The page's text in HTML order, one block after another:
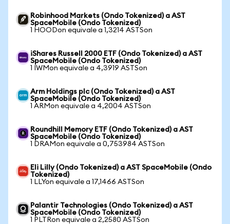
Robinhood Markets (Ondo Tokenized) a AST
SpaceMobile (Ondo Tokenized)
1 HOODon equivale a 1,3214 ASTSon
iShares Russell 2000 ETF (Ondo Tokenized) a AST
SpaceMobile (Ondo Tokenized)
1 IWMon equivale a 4,3919 ASTSon
Arm Holdings plc (Ondo Tokenized) a AST
SpaceMobile (Ondo Tokenized)
1 ARMon equivale a 4,2004 ASTSon
Roundhill Memory ETF (Ondo Tokenized) a AST
SpaceMobile (Ondo Tokenized)
1 DRAMon equivale a 0,753984 ASTSon
Eli Lilly (Ondo Tokenized) a AST SpaceMobile (Ondo
Tokenized)
1 LLYon equivale a 17,1466 ASTSon
Palantir Technologies (Ondo Tokenized) a AST
SpaceMobile (Ondo Tokenized)
1 PLTRon equivale a 2,2580 ASTSon